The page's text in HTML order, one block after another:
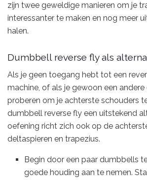
zijn twee geweldige manieren om je
interessanter te maken en nog meer
halen.
Dumbbell reverse fly als
Als je geen toegang hebt tot een
machine, of als je gewoon een
proberen om je achterste schouders
dumbbell reverse fly een uitstekend
oefening richt zich ook op de
deltaspieren en trapezius.
Begin door een paar dumbbells
goede houding aan te nemen.